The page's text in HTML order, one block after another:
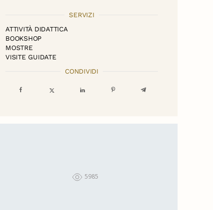
SERVIZI
ATTIVITÀ DIDATTICA
BOOKSHOP
MOSTRE
VISITE GUIDATE
CONDIVIDI
5985